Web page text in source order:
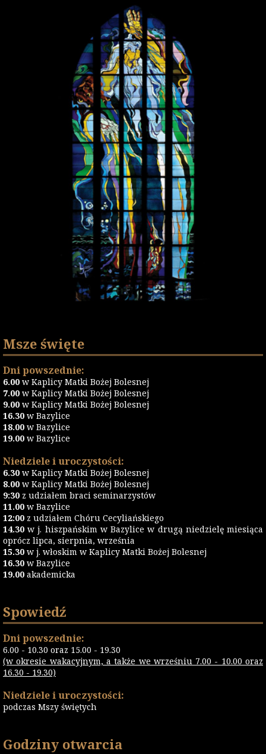
Msze święte
Dni powszednie:
6.00 w Kaplicy Matki Bożej Bolesnej
7.00 w Kaplicy Matki Bożej Bolesnej
9.00 w Kaplicy Matki Bożej Bolesnej
16.30 w Bazylice
18.00 w Bazylice
19.00 w Bazylice
Niedziele i uroczystości:
6.30 w Kaplicy Matki Bożej Bolesnej
8.00 w Kaplicy Matki Bożej Bolesnej
9:30 z udziałem braci seminarzystów
11.00 w Bazylice
12:00 z udziałem Chóru Cecyliańskiego
14.30 w j. hiszpańskim w Bazylice w drugą niedzielę miesiąca
oprócz lipca, sierpnia, września
15.30 w j. włoskim w Kaplicy Matki Bożej Bolesnej
16.30 w Bazylice
19.00 akademicka
Spowiedź
Dni powszednie:
6.00 - 10.30 oraz 15.00 - 19.30
(w okresie wakacyjnym, a także we wrześniu 7.00 - 10.00 oraz
16.30 - 19.30)
Niedziele i uroczystości:
podczas Mszy świętych
Godziny otwarcia